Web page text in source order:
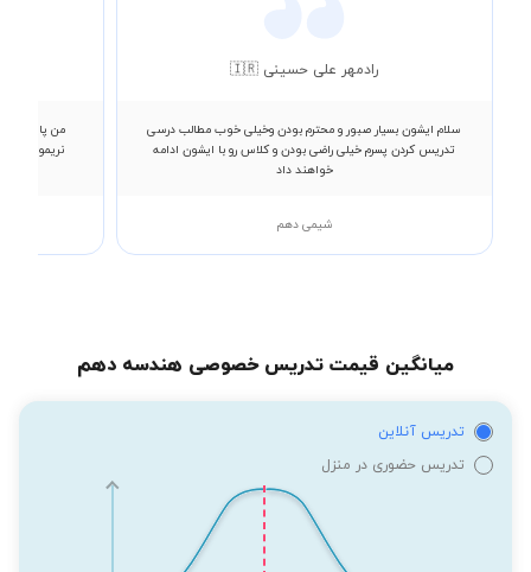
رادمهر علی حسینی 🇮🇷
سلام ایشون بسیار صبور و محترم بودن وخیلی خوب مطالب درسی
تدریس کردن پسرم خیلی راضی بودن و کلاس رو با ایشون ادامه
خواهند داد
شیمی دهم
میانگین قیمت تدریس خصوصی هندسه دهم
تدریس آنلاین
تدریس حضوری در منزل